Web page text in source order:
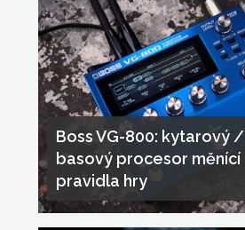
Boss VG-800: kytarový /
basový procesor měnící
pravidla hry